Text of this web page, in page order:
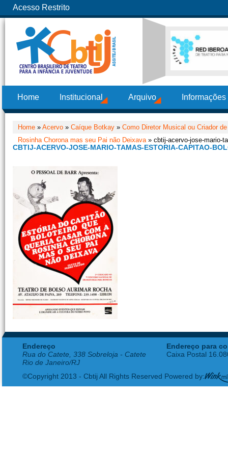
Acesso Restrito
Home Institucional Arquivo
Home » Acervo » Caíque Botkay » Como Diretor Musical ou Criador
Rosinha Chorona mas seu Pai não Deixava» cbtij-acervo-jose-mario-
CBTIJ-ACERVO-JOSE-MARIO-TAMAS-ESTORIA-CAPITAO-
Endereço
Rua do Catete, 338 Sobreloja - Catete
Rio de Janeiro/RJ
Endereço para
Caixa Postal
©Copyright 2013 - Cbtij All Rights Reserved Powered by: